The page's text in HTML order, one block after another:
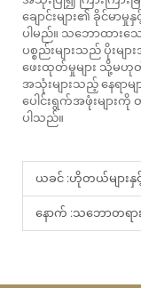
ချောင်းများ၏ ခိုင်မ
ပါမည်။ သဘောထားသ
ပစ္စည်းများသည် ပိုးမ
ဖေးထုတ်မှုများ သို့မဟု
အသုံးများသည့် နေရာမျ
ပေါင်းရွက်အဖုံးများ
ပါသည်။
ယခင် :ဟိုတယ်များနှင့် ရီဆော့တ်များတွင်
နောက် :သဘောတရားရှိသော အကျိုးက